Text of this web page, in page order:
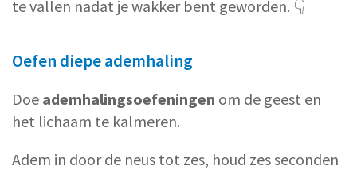
te vallen nadat je wakker bent geworden. 👇
Oefen diepe ademhaling
Doe ademhalingsoefeningen om de geest en
het lichaam te kalmeren.
Adem in door de neus tot zes, houd zes seconden